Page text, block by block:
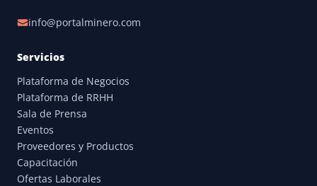
info@portalminero.com
Servicios
Plataforma de Negocios
Plataforma de RRHH
Sala de Prensa
Eventos
Proveedores y Productos
Capacitación
Ofertas Laborales